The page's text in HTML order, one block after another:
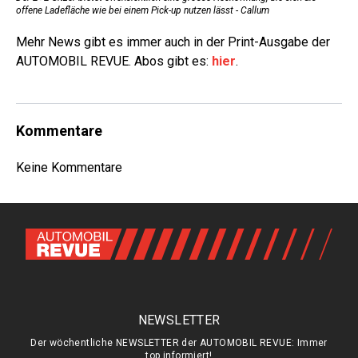
offene Ladefläche wie bei einem Pick-up nutzen lässt - Callum
Mehr News gibt es immer auch in der Print-Ausgabe der
AUTOMOBIL REVUE. Abos gibt es: hier.
Kommentare
Keine Kommentare
NEWSLETTER
Der wöchentliche NEWSLETTER der AUTOMOBIL REVUE: Immer